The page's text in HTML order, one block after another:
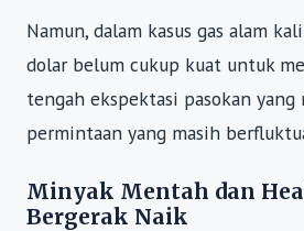
Namun, dalam kasus gas alam
dolar belum cukup kuat untuk
tengah ekspektasi pasokan
permintaan yang masih
Minyak Mentah dan
Bergerak Naik